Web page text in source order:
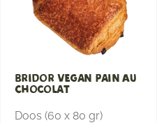
Bridor Vegan Pain Au
Chocolat
Doos (60 x 80 gr)